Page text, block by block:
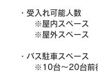
・受入れ可能人数
※屋内スペース
※屋外スペース 1団
・バス駐車スペース
※10台～20台前後ま